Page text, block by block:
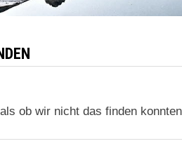
ob wir nicht das finden